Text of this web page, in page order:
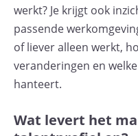
werkt? Je krijgt ook
passende
of liever alleen werkt,
veranderingen en
hanteert.
Wat levert het